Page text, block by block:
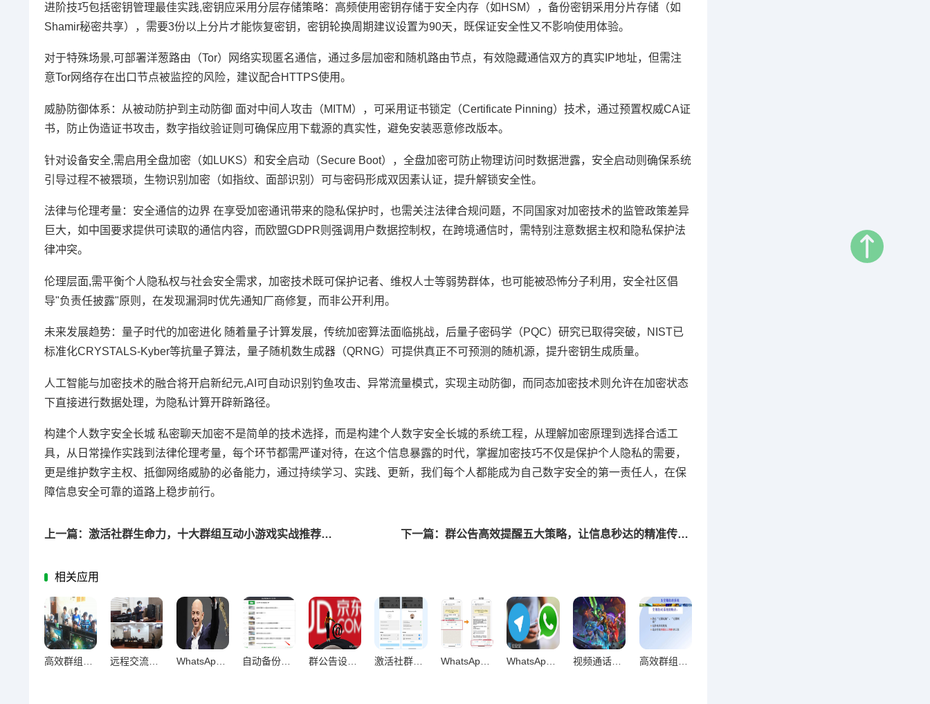
进阶技巧包括密钥管理最佳实践,密钥应采用分层存储策略：高频使用密钥存储于安全内存（如HSM），备份密钥采用分片存储（如
Shamir秘密共享），需要3份以上分片才能恢复密钥，密钥轮换周期建议设置为90天，既保证安全性又不影响使用体验。
对于特殊场景,可部署洋葱路由（Tor）网络实现匿名通信，通过多层加密和随机路由节点，有效隐藏通信双方的真实IP地址，但需注
意Tor网络存在出口节点被监控的风险，建议配合HTTPS使用。
威胁防御体系：从被动防护到主动防御 面对中间人攻击（MITM），可采用证书锁定（Certificate Pinning）技术，通过预置权威CA证
书，防止伪造证书攻击，数字指纹验证则可确保应用下载源的真实性，避免安装恶意修改版本。
针对设备安全,需启用全盘加密（如LUKS）和安全启动（Secure Boot），全盘加密可防止物理访问时数据泄露，安全启动则确保系统
引导过程不被猥琐，生物识别加密（如指纹、面部识别）可与密码形成双因素认证，提升解锁安全性。
法律与伦理考量：安全通信的边界 在享受加密通讯带来的隐私保护时，也需关注法律合规问题，不同国家对加密技术的监管政策差异
巨大，如中国要求提供可读取的通信内容，而欧盟GDPR则强调用户数据控制权，在跨境通信时，需特别注意数据主权和隐私保护法
律冲突。
伦理层面,需平衡个人隐私权与社会安全需求，加密技术既可保护记者、维权人士等弱势群体，也可能被恐怖分子利用，安全社区倡
导"负责任披露"原则，在发现漏洞时优先通知厂商修复，而非公开利用。
未来发展趋势：量子时代的加密进化 随着量子计算发展，传统加密算法面临挑战，后量子密码学（PQC）研究已取得突破，NIST已
标准化CRYSTALS-Kyber等抗量子算法，量子随机数生成器（QRNG）可提供真正不可预测的随机源，提升密钥生成质量。
人工智能与加密技术的融合将开启新纪元,AI可自动识别钓鱼攻击、异常流量模式，实现主动防御，而同态加密技术则允许在加密状态
下直接进行数据处理，为隐私计算开辟新路径。
构建个人数字安全长城 私密聊天加密不是简单的技术选择，而是构建个人数字安全长城的系统工程，从理解加密原理到选择合适工
具，从日常操作实践到法律伦理考量，每个环节都需严谨对待，在这个信息暴露的时代，掌握加密技巧不仅是保护个人隐私的需要，
更是维护数字主权、抵御网络威胁的必备能力，通过持续学习、实践、更新，我们每个人都能成为自己数字安全的第一责任人，在保
障信息安全可靠的道路上稳步前行。
上一篇：激活社群生命力，十大群组互动小游戏实战推荐指南 下一篇：群公告高效提醒五大策略，让信息秒达的精准传达技巧
相关应用
高效群组管理，五大核心策略打造顺畅团队运作 远程交流无障碍，视频通话与语音消息优化技巧全解析 WhatsApp消息加密深度解析，构建安全聊天防护体系 自动备份聊天记录终极指南，防丢防乱全攻略 群公告设置与提醒实战指南，让重要消息准时触达 激活社群生命力，十大群组互动小游戏实战指南 WhatsApp群发激活社群，12招实战技巧让活跃度飙升 WhatsApp消息加密方法深度解析，构建安全可靠的聊天信息防护体系 视频通话与语音消息优化实战，让沟通顺畅无阻的技巧全解析 高效群组管理，构建顺畅协作的团队体系